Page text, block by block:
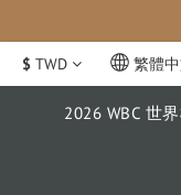
$ TWD 繁體
2026 WBC 世